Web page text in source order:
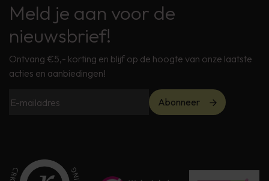
Meld je aan voor de
nieuwsbrief!
Ontvang €5,- korting en blijf op de hoogte van onze laatste
acties en aanbiedingen!
Abonneer